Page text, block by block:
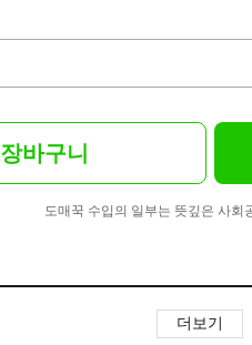
장바구니
도매꾹 수입의 일부는 뜻깊은 사회
더보기